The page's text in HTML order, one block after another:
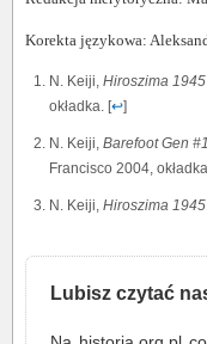
Korekta językowa:
N. Keiji, Hiroszima
okładka. [↩]
N. Keiji, Barefoot Gen
Francisco 2004,
N. Keiji, Hiroszima
Lubisz czytać